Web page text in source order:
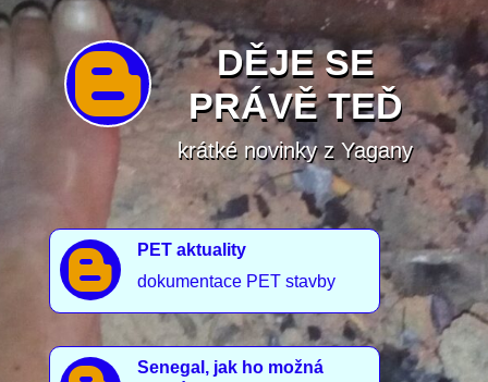

DĚJE SE
PRÁVĚ TEĎ
krátké novinky z Yagany

PET aktuality
dokumentace PET stavby
Senegal, jak ho možná